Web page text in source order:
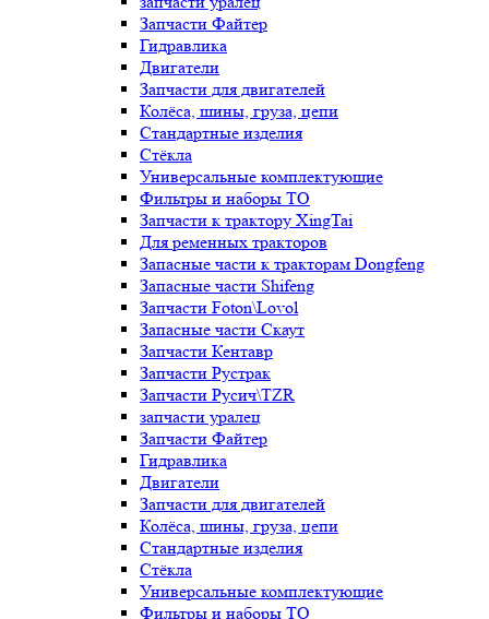
Запчасти Файтер
Гидравлика
Двигатели
Запчасти для двигателей
Колёса, шины, груза, цепи
Стандартные изделия
Стёкла
Универсальные комплектующие
Фильтры и наборы ТО
Запчасти к трактору XingTai
Для ременных тракторов
Запасные части к тракторам Dongfeng
Запасные части Shifeng
Запчасти Foton\Lovol
Запасные части Скаут
Запчасти Кентавр
Запчасти Рустрак
Запчасти Русич\TZR
запчасти уралец
Запчасти Файтер
Гидравлика
Двигатели
Запчасти для двигателей
Колёса, шины, груза, цепи
Стандартные изделия
Стёкла
Универсальные комплектующие
Фильтры и наборы ТО